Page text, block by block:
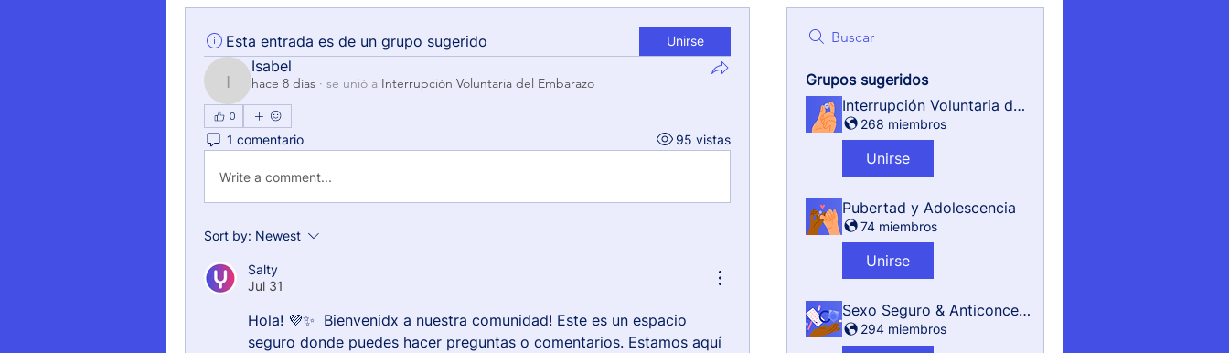
Buscar
Grupos sugeridos
Interrupción Voluntaria del Embarazo
268 miembros
Unirse
Pubertad y Adolescencia
74 miembros
Unirse
Sexo Seguro & Anticonceptivos
294 miembros
Esta entrada es de un grupo sugerido Unirse
Isabel
Isabel
hace 8 días · se unió a Interrupción Voluntaria del Embarazo
0
1 comentario 95 vistas
Write a comment...
Sort by: Newest
Salty
Jul 31
Hola! 💜✨  Bienvenidx a nuestra comunidad! Este es un espacio
seguro donde puedes hacer preguntas o comentarios. Estamos aquí